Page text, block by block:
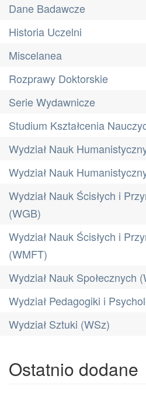
Dane Badawcze
Historia Uczelni
Miscelanea
Rozprawy Doktorskie
Serie Wydawnicze
Studium Kształcenia
Wydział Nauk
Wydział Nauk
Wydział Nauk Ścisłych i
(WGB)
Wydział Nauk Ścisłych i
(WMFT)
Wydział Nauk Społecznych
Wydział Pedagogiki i
Wydział Sztuki (WSz)
Ostatnio dodane